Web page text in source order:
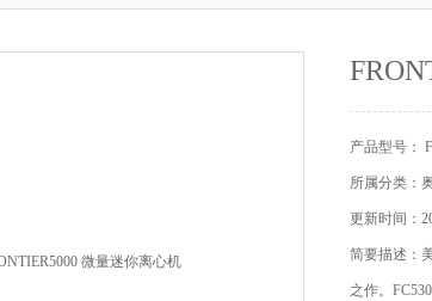
产品型号：
所属分类：
更新时间：
简要描述：
之作。